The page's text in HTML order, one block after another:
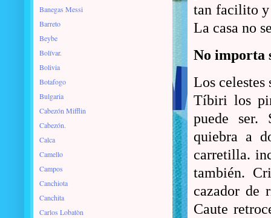
tan facilito y
La casa no
No importa
Los
Tíbiri los
puede ser.
quiebra a
carretilla.
también.
cazador de
Caute
Banegas Messi
Barreto
Beybe
Bolívar.
Bolivia
Botafogo
Bulgaria
Cabezón Mifflin
Cabezón.
Calca
Camello
Campos
Canchiota
Canchita
Carlos Lobatòn